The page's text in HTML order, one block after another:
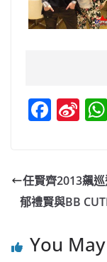
F
e
b
o
Si
W
ei
o
任賢齊2013飆巡
郁禮賢與BB
You